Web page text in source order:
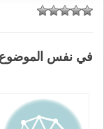
في نفس الموضوع